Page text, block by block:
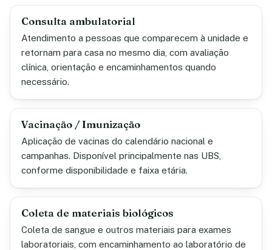
Consulta ambulatorial
Atendimento a pessoas que comparecem à unidade e
retornam para casa no mesmo dia, com avaliação
clínica, orientação e encaminhamentos quando
necessário.
Vacinação / Imunização
Aplicação de vacinas do calendário nacional e
campanhas. Disponível principalmente nas UBS,
conforme disponibilidade e faixa etária.
Coleta de materiais biológicos
Coleta de sangue e outros materiais para exames
laboratoriais, com encaminhamento ao laboratório de